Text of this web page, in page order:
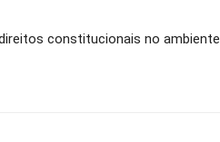
constitucionais no ambiente